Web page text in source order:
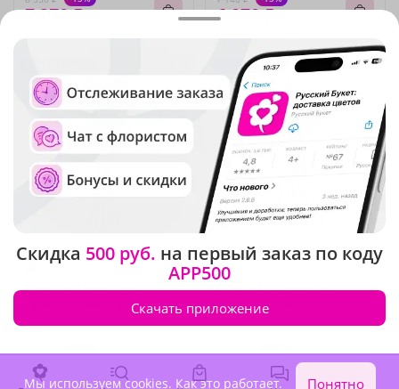
7 270 ₽ 6 070 ₽
4.9(2810)
Букет из 7 белых роз
В наличии
5 730 ₽ -15%
4 870 ₽
4.9 (2029)
Букет из 15 белых роз
Премиум Эквадор
В наличии
11 390 ₽ -15%
9 680 ₽
Крупный бутон
Скидка 500 руб. на первый заказ по коду
APP500
Скачать приложение
Мы используем cookies. Как это работает. Понятно